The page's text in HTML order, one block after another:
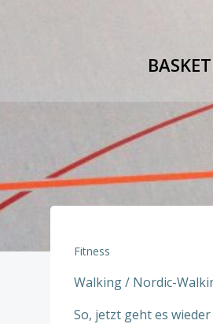
Fitness
Walking / Nordic-
So, jetzt geht es